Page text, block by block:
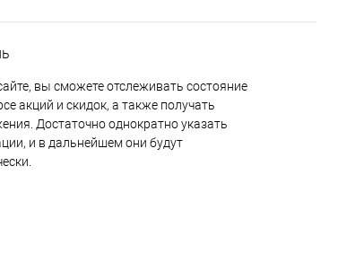
вы сможете отслеживать состояние
акций и скидок, а также получать
Достаточно однократно указать
и в дальнейшем они будут